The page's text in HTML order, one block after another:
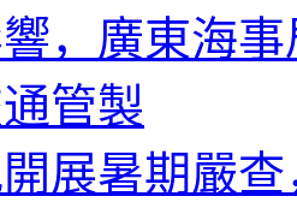
，廣東海
管製
展暑期嚴